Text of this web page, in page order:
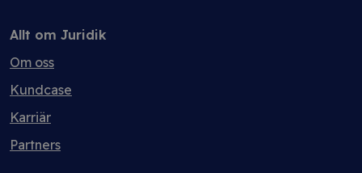
Allt om Juridik
Om oss
Kundcase
Karriär
Partners